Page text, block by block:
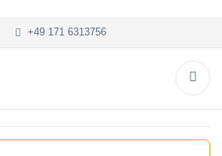
+49 171 6313756